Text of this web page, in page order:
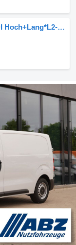
Fiat Ducato 2,3 HDI Hoch+Lang*L2-H2*Garantie*1.Hand*